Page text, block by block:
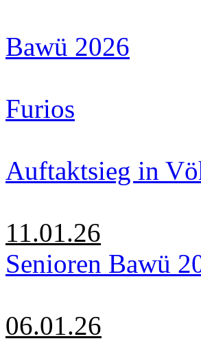
Bawü 2026
Furios
Auftaktsieg in
11.01.26
Senioren Bawü
06.01.26